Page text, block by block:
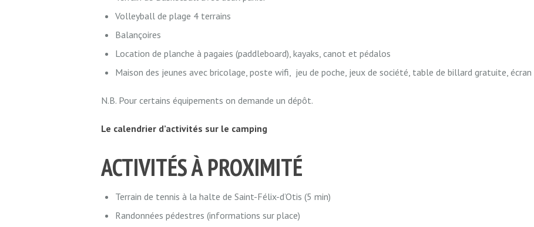
Volleyball de plage 4 terrains
Balançoires
Location de planche à pagaies (paddleboard), kayaks, canot et pédalos
Maison des jeunes avec bricolage, poste wifi, jeu de poche, jeux de société, table de billard gratuite,
N.B. Pour certains équipements on demande un dépôt.
Le calendrier d’activités sur le camping
ACTIVITÉS À PROXIMITÉ
Terrain de tennis à la halte de Saint-Félix-d’Otis (5 min)
Randonnées pédestres (informations sur place)